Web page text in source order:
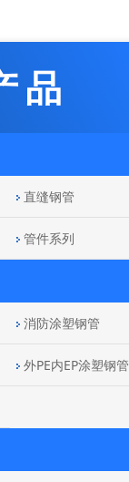
品
直缝钢管
管件系列
消防涂塑钢管
外PE内EP涂塑钢管